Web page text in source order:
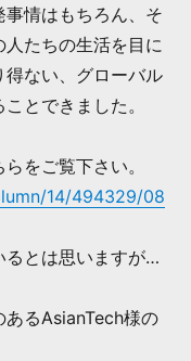
情はもちろん、そ
たちの生活を目に
ない、グローバル
とできました。
をご覧下さい。
14/494329/08
るとは思いますが…
るAsianTech様の